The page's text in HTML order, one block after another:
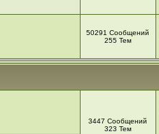
50291 Сообщений
255 Тем
3447 Сообщений
323 Тем